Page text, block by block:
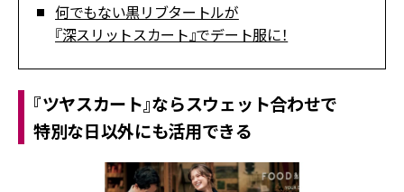
何でもない黒リブタートルが
『深スリットスカート』でデート服に！
『ツヤスカート』ならスウェット合わせで
特別な日以外にも活用できる